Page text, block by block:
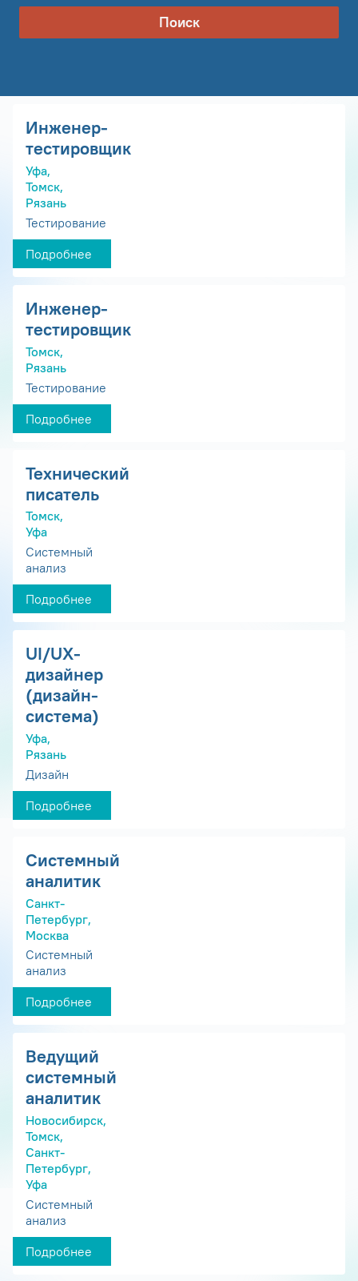
Поиск
Инженер-
тестировщик
Уфа,
Томск,
Рязань
Тестирование
Подробнее
Инженер-
тестировщик
Томск,
Рязань
Тестирование
Подробнее
Технический
писатель
Томск,
Уфа
Системный
анализ
Подробнее
UI/UX-
дизайнер
(дизайн-
система)
Уфа,
Рязань
Дизайн
Подробнее
Системный
аналитик
Санкт-
Петербург,
Москва
Системный
анализ
Подробнее
Ведущий
системный
аналитик
Новосибирск,
Томск,
Санкт-
Петербург,
Уфа
Системный
анализ
Подробнее